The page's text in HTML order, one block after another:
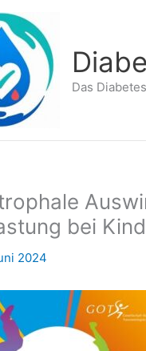
Das
bei
2024